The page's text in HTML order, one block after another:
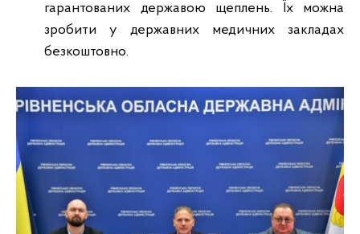
гарантованих державою щеплень. Їх можна
зробити у державних медичних закладах
безкоштовно.